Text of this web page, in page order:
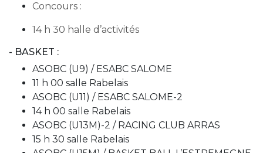
Concours :
14 h 30 halle d’activités
- BASKET :
ASOBC (U9) / ESABC SALOME
11 h 00 salle Rabelais
ASOBC (U11) / ESABC SALOME-2
14 h 00 salle Rabelais
ASOBC (U13M)-2 / RACING CLUB ARRAS
15 h 30 salle Rabelais